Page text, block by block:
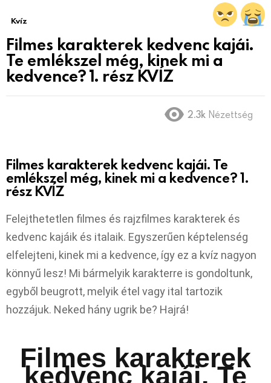
Kvíz
Filmes karakterek kedvenc kajái.
Te emlékszel még, kinek mi a
kedvence? 1. rész KVÍZ
2.3k Nézettség
Filmes karakterek kedvenc kajái. Te
emlékszel még, kinek mi a kedvence? 1.
rész KVÍZ
Felejthetetlen filmes és rajzfilmes karakterek és
kedvenc kajáik és italaik. Egyszerűen képtelenség
elfelejteni, kinek mi a kedvence, így ez a kvíz nagyon
könnyű lesz! Mi bármelyik karakterre is gondoltunk,
egyből beugrott, melyik étel vagy ital tartozik
hozzájuk. Neked hány ugrik be? Hajrá!
Filmes karakterek
kedvenc kajái. Te